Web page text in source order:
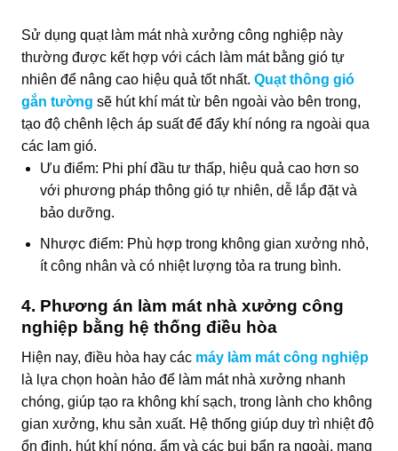
Sử dụng quạt làm mát nhà xưởng công nghiệp này
thường được kết hợp với cách làm mát bằng gió tự
nhiên để nâng cao hiệu quả tốt nhất. Quạt thông gió
gắn tường sẽ hút khí mát từ bên ngoài vào bên trong,
tạo độ chênh lệch áp suất để đẩy khí nóng ra ngoài qua
các lam gió.
Ưu điểm: Phi phí đầu tư thấp, hiệu quả cao hơn so
với phương pháp thông gió tự nhiên, dễ lắp đặt và
bảo dưỡng.
Nhược điểm: Phù hợp trong không gian xưởng nhỏ,
ít công nhân và có nhiệt lượng tỏa ra trung bình.
4. Phương án làm mát nhà xưởng công
nghiệp bằng hệ thống điều hòa
Hiện nay, điều hòa hay các máy làm mát công nghiệp
là lựa chọn hoàn hảo để làm mát nhà xưởng nhanh
chóng, giúp tạo ra không khí sạch, trong lành cho không
gian xưởng, khu sản xuất. Hệ thống giúp duy trì nhiệt độ
ổn định, hút khí nóng, ẩm và các bụi bẩn ra ngoài, mang